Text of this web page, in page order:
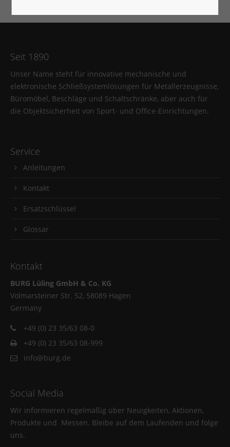
Seit 1890
Unser Name steht für innovative mechanische und
elektronische Schließsystemlösungen für Metallerzeugnisse,
Büromöbel, Beschläge und Schaltschränke, aber auch für
die Objektsicherheit von Sport- und Office-Einrichtungen.
Service
Anleitungen
Kontakt
Ersatzschlüssel
Glossar
Kontakt
BURG Lüling GmbH & Co. KG
Volmarsteiner Str. 52, 58089 Hagen
Germany
+49 (0) 23 35/63 08-0
+49 (0) 23 35/63 08-999
info@burg.de
Social Media
Wir informieren regelmäßig über Neuigkeiten, Aktionen,
Produkte und Messen. Bleibe auf dem Laufenden und folge
uns.